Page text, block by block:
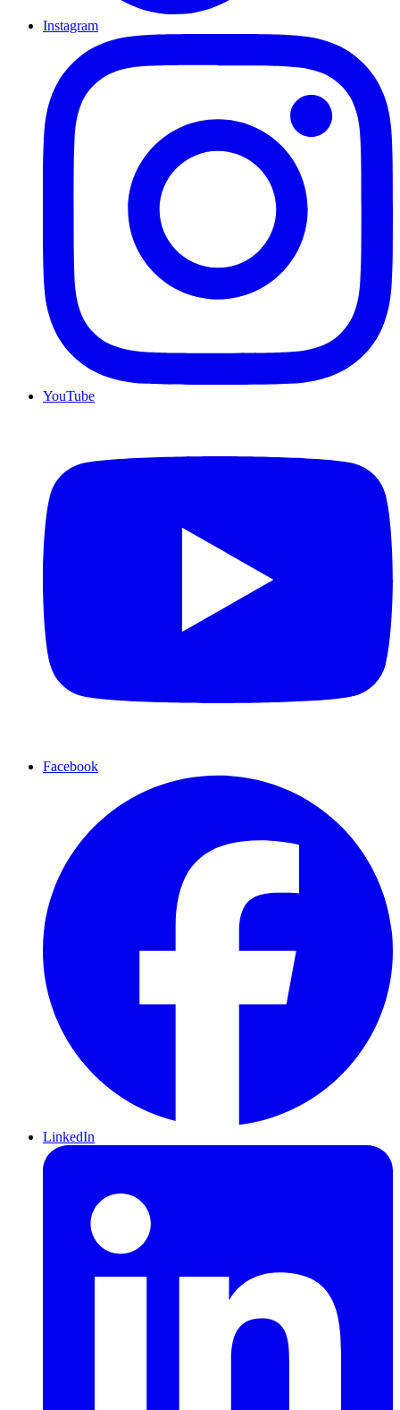
Instagram
YouTube
Facebook
LinkedIn